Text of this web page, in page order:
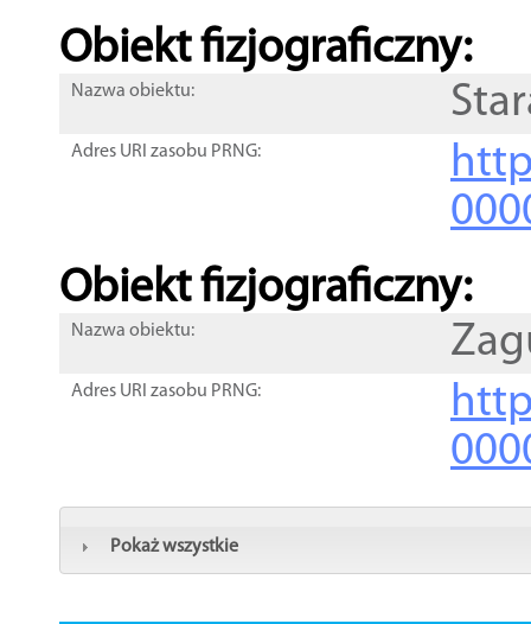
Obiekt fizjograficzny:
Nazwa obiektu:
Adres URI zasobu PRNG:
Obiekt fizjograficzny:
Nazwa obiektu:
Adres URI zasobu PRNG:
Pokaż wszystkie